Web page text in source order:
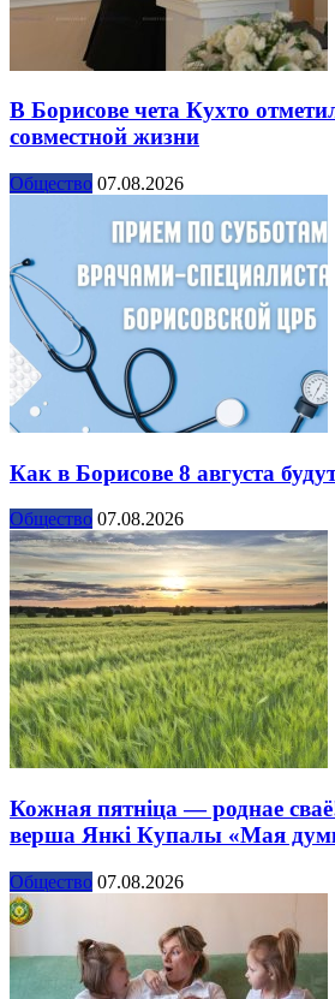
В Борисове чета Кухто
совместной жизни
Общество 07.08.2026
Как в Борисове 8 августа
Общество 07.08.2026
Кожная пятніца — роднае
верша Янкі Купалы «Мая
Общество 07.08.2026